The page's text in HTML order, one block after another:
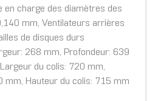
en charge des diamètres des
mm, Ventilateurs arrières
de disques durs
268 mm, Profondeur: 639
du colis: 720 mm,
mm, Hauteur du colis: 715 mm